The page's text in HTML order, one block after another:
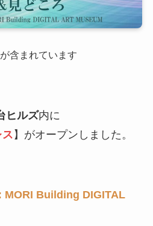
含まれています
ヒルズ内に
】がオープンしました。
Building DIGITAL